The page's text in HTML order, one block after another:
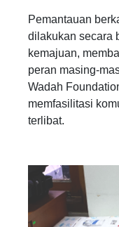
Pemantauan
dilakukan secara
kemajuan,
peran masing-
Wadah
memfasilitasi
terlibat.